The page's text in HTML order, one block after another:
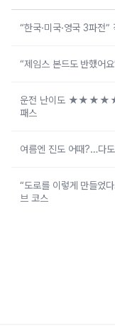
“한국·미국·영국 3파전
“제임스 본드도 반했어
운전 난이도 ★★★★★★
패스
여름엔 진도 어때?…다
“도로를 이렇게 만들었
브 코스